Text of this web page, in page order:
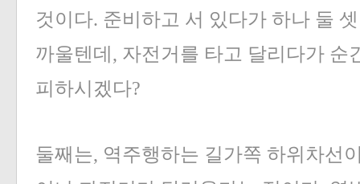
것이다. 준비하고 서 있다가 하나 둘
까울텐데, 자전거를 타고 달리다가 순
피하시겠다?
둘째는, 역주행하는 길가쪽 하위차선